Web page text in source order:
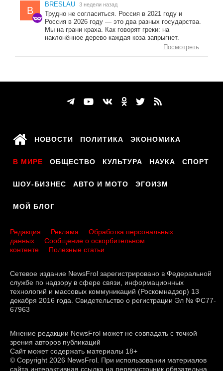
B
BRESLAU 3 недели назад
Трудно не согласиться. Россия в 2021 году и
Россия в 2026 году — это два разных государства.
Мы на грани краха. Как говорят греки: на
наклонённое дерево каждая коза запрыгнет.
Посмотреть
НОВОСТИ ПОЛИТИКА ЭКОНОМИКА
В МИРЕ ОБЩЕСТВО КУЛЬТУРА НАУКА СПОРТ
ШОУ-БИЗНЕС АВТО И МОТО ЭГОИЗМ
МОЙ БЛОГ
Редакция Реклама
Обработка персональных
данных
Сообщение о оскорбительном
контенте
Полезные статьи
Сетевое издание NewsFrol зарегистрировано в Федеральной
службе по надзору в сфере связи, информационных
технологий и массовых коммуникаций (Роскомнадзор) 13
декабря 2016 года. Свидетельство о регистрации Эл № ФС77-
67963
Мнение редакции NewsFrol может не совпадать с точкой
зрения авторов публикаций
Сайт может содержать материалы 18+
© Copyright 2026 NewsFrol. При использовании материалов
сайта интерактивная ссылка на первоисточник обязательна